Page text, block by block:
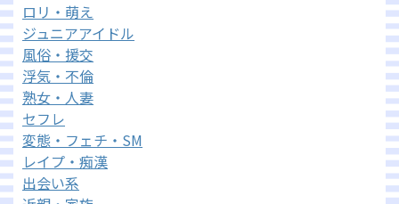
ロリ・萌え
ジュニアアイドル
風俗・援交
浮気・不倫
熟女・人妻
セフレ
変態・フェチ・SM
レイプ・痴漢
出会い系